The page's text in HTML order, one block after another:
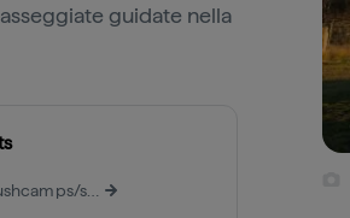
guidate nella